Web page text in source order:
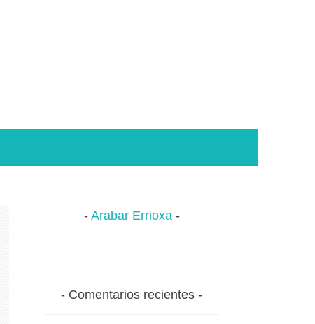
Arabar Errioxa
Comentarios recientes